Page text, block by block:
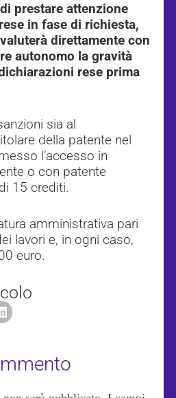
prestare attenzione
in fase di richiesta,
direttamente con
autonomo la gravità
rese prima
sia al
della patente nel
l’accesso in
o con patente
15 crediti.
amministrativa pari
lavori e, in ogni caso,
euro.